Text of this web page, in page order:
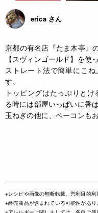
erica さん
京都の有名店『たま木亭』
【スヴィンゴールド】を使
ストレート法で簡単にこ
す。
トッピングはたっぷりと
る時には部屋いっぱいに香
玉ねぎの他に、ベーコンも
※レシピや画像の無断転載、営利目的利
※終売商品が含まれている可能性があり